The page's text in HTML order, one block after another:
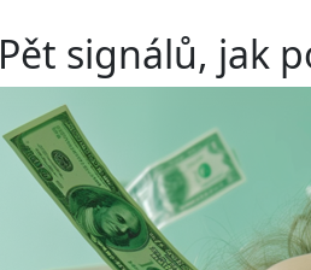
Pět signálů, jak
Při přijímání investičních rad
nespoléhejte na doporučení,
Pozor na